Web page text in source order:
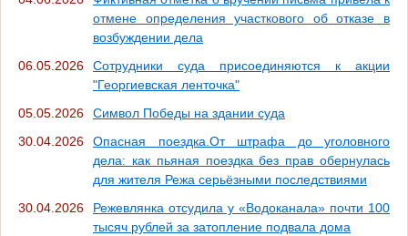
отмене определения участкового об отказе в
возбуждении дела
06.05.2026
Сотрудники суда присоединяются к акции
"Георгиевская ленточка"
05.05.2026
Символ Победы на здании суда
30.04.2026
Опасная поездка.От штрафа до уголовного
дела: как пьяная поездка без прав обернулась
для жителя Режа серьёзными последствиями
30.04.2026
Режевлянка отсудила у «Водоканала» почти 100
тысяч рублей за затопление подвала дома